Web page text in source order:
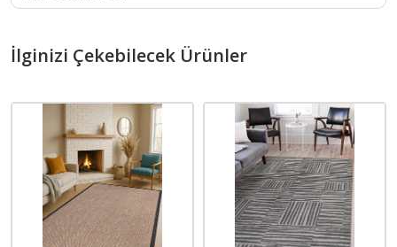
İlginizi Çekebilecek Ürünler